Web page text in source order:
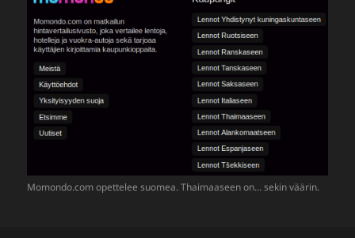
Momondo​.com opet­telee suomea. Thai­maa­seen on… sekin väärin.